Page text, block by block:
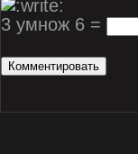
3 умнож 6 =